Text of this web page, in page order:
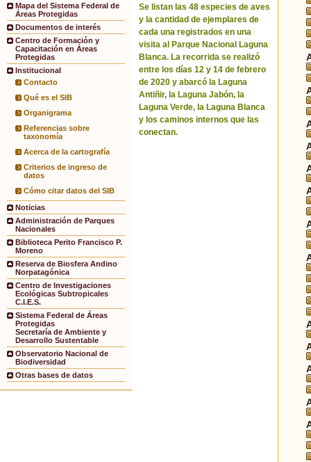
Mapa del Sistema Federal de
Áreas Protegidas
Documentos de interés
Centro de Formación y
Capacitación en Áreas
Protegidas
Institucional
Contacto
Qué es el SIB
Organigrama
Referencias sobre
taxonomía
Acerca de la cartografía
Criterios de ingreso de
datos
Cómo citar datos del SIB
Noticias
Administración de Parques
Nacionales
Biblioteca Perito Francisco P.
Moreno
Reserva de Biosfera Andino
Norpatagónica
Centro de Investigaciones
Ecológicas Subtropicales
C.I.E.S.
Sistema Federal de Áreas
Protegidas
Secretaría de Ambiente y
Desarrollo Sustentable
Observatorio Nacional de
Biodiversidad
Otras bases de datos
Se listan las 48 especies de aves
y la cantidad de ejemplares de
cada una registrados en una
visita al Parque Nacional Laguna
Blanca. La recorrida se realizó
entre los días 12 y 14 de febrero
de 2020 y abarcó la Laguna
Antiñir, la Laguna Jabón, la
Laguna Verde, la Laguna Blanca
y los caminos internos que las
conectan.